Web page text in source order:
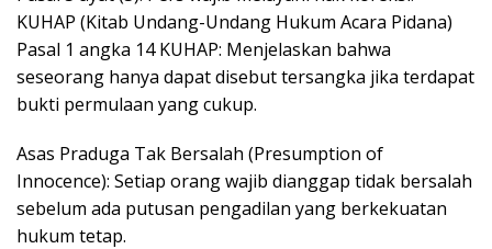
KUHAP (Kitab Undang-Undang Hukum Acara Pidana)
Pasal 1 angka 14 KUHAP: Menjelaskan bahwa
seseorang hanya dapat disebut tersangka jika terdapat
bukti permulaan yang cukup.
Asas Praduga Tak Bersalah (Presumption of
Innocence): Setiap orang wajib dianggap tidak bersalah
sebelum ada putusan pengadilan yang berkekuatan
hukum tetap.